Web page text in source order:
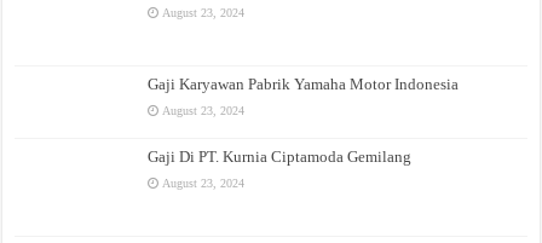
August 23, 2024
Gaji Karyawan Pabrik Yamaha Motor Indonesia
August 23, 2024
Gaji Di PT. Kurnia Ciptamoda Gemilang
August 23, 2024